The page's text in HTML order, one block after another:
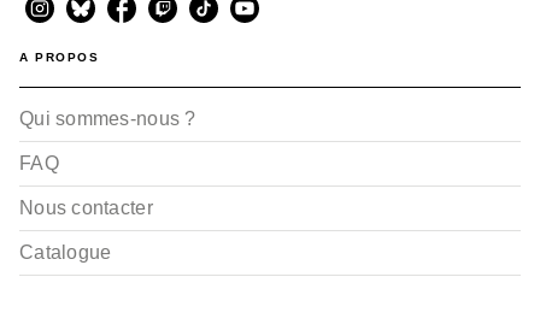
A PROPOS
Qui sommes-nous ?
FAQ
Nous contacter
Catalogue